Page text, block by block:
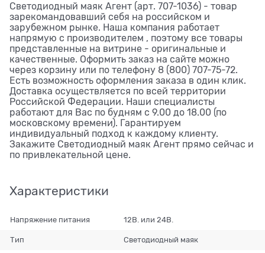
Светодиодный маяк Агент (арт. 707-1036) - товар
зарекомандовавший себя на российском и
зарубежном рынке. Наша компания работает
напрямую с производителем , поэтому все товары
представленные на витрине - оригинальные и
качественные. Оформить заказ на сайте можно
через корзину или по телефону 8 (800) 707-75-72.
Есть возможность оформления заказа в один клик.
Доставка осуществляется по всей территории
Российской Федерации. Наши специалисты
работают для Вас по будням с 9.00 до 18.00 (по
московскому времени). Гарантируем
индивидуальный подход к каждому клиенту.
Закажите Светодиодный маяк Агент прямо сейчас и
по привлекательной цене.
Характеристики
Напряжение питания 12В. или 24В.
Тип Светодиодный маяк